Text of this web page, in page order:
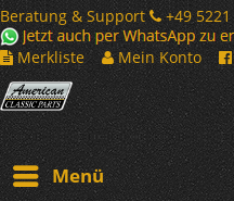
Beratung & Support
+49
Merkliste
Mein Konto
Menü